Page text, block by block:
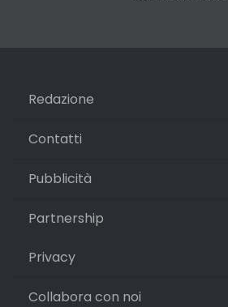
Redazione
Contatti
Pubblicità
Partnership
Privacy
Collabora con noi